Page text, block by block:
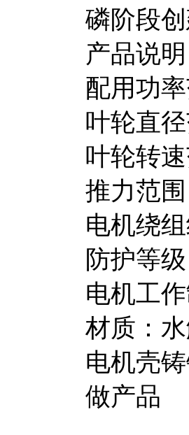
磷阶段
产品说明
配用功
叶轮直
叶轮转
推力范
电机绕
防护等
电机工
材质：
电机壳
做产品